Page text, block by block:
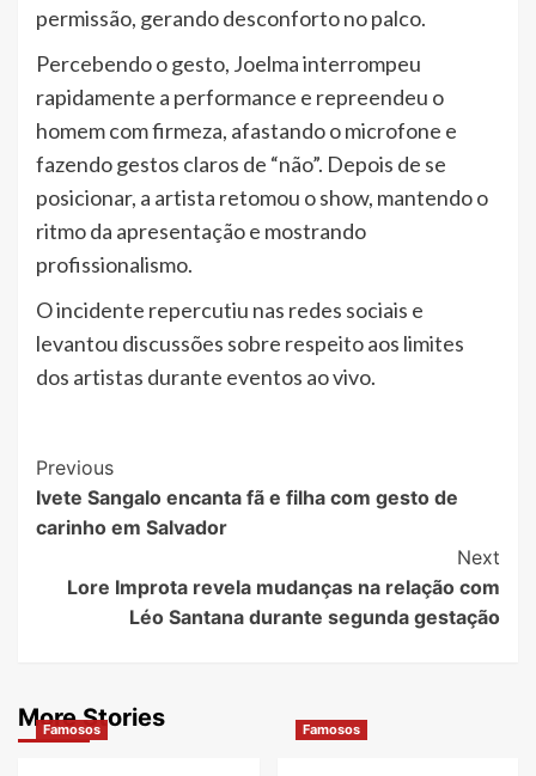
permissão, gerando desconforto no palco.
Percebendo o gesto, Joelma interrompeu
rapidamente a performance e repreendeu o
homem com firmeza, afastando o microfone e
fazendo gestos claros de “não”. Depois de se
posicionar, a artista retomou o show, mantendo o
ritmo da apresentação e mostrando
profissionalismo.
O incidente repercutiu nas redes sociais e
levantou discussões sobre respeito aos limites
dos artistas durante eventos ao vivo.
Post
Navigation
Previous
Ivete Sangalo encanta fã e filha com gesto de
carinho em Salvador
Next
Lore Improta revela mudanças na relação com
Léo Santana durante segunda gestação
More Stories
Famosos Famosos